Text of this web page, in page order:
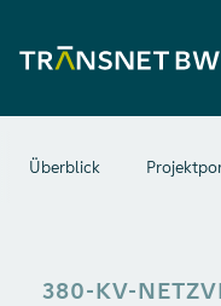
Überblick
380-KV-